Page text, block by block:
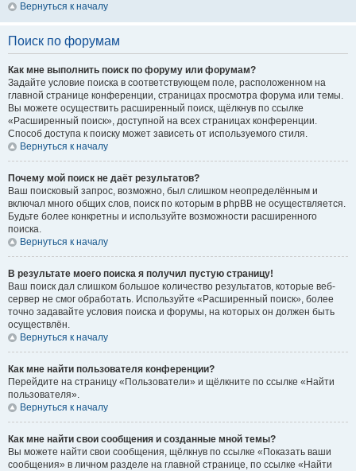
Вернуться к началу
Поиск по форумам
Как мне выполнить поиск по форуму или форумам?
Задайте условие поиска в соответствующем поле, расположенном на
главной странице конференции, страницах просмотра форума или темы.
Вы можете осуществить расширенный поиск, щёлкнув по ссылке
«Расширенный поиск», доступной на всех страницах конференции.
Способ доступа к поиску может зависеть от используемого стиля.
Вернуться к началу
Почему мой поиск не даёт результатов?
Ваш поисковый запрос, возможно, был слишком неопределённым и
включал много общих слов, поиск по которым в phpBB не осуществляется.
Будьте более конкретны и используйте возможности расширенного
поиска.
Вернуться к началу
В результате моего поиска я получил пустую страницу!
Ваш поиск дал слишком большое количество результатов, которые веб-
сервер не смог обработать. Используйте «Расширенный поиск», более
точно задавайте условия поиска и форумы, на которых он должен быть
осуществлён.
Вернуться к началу
Как мне найти пользователя конференции?
Перейдите на страницу «Пользователи» и щёлкните по ссылке «Найти
пользователя».
Вернуться к началу
Как мне найти свои сообщения и созданные мной темы?
Вы можете найти свои сообщения, щёлкнув по ссылке «Показать ваши
сообщения» в личном разделе на главной странице, по ссылке «Найти